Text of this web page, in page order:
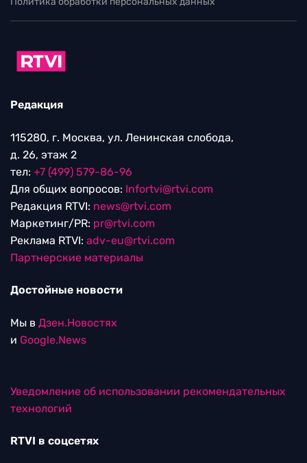
Редакция
115280, г. Москва, ул. Ленинская слобода,
д. 26, этаж 2
тел: +7 (499) 579-86-96
Для общих вопросов: Infortvi@rtvi.com
Редакция RTVI: news@rtvi.com
Маркетинг/PR: pr@rtvi.com
Реклама RTVI: adv-eu@rtvi.com
Партнерские материалы
Достойные новости
Мы в Дзен.Новостях
и Google.News
Уведомление об использовании рекомендательных
технологий
RTVI в соцсетях